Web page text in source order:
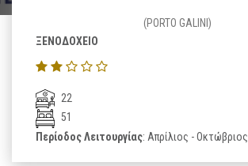
(PORTO GALINI)
ΞΕΝΟΔΟΧΕΙΟ
22
51
Περίοδος Λειτουργίας: Απρίλιος - Οκτώβριος